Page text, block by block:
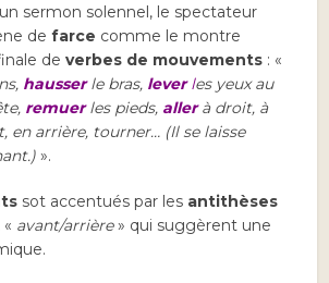
un sermon solennel, le spectateur
defarce comme le montre
deverbes de mouvements : «
hausser le bras, leverles yeux au
remuerles pieds, aller à droit, à
en arrière, tourner… (Il se laisse
».
sot accentués par les antithèses
avant/arrière» qui suggèrent une